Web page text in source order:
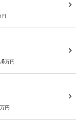
円
万円
万円